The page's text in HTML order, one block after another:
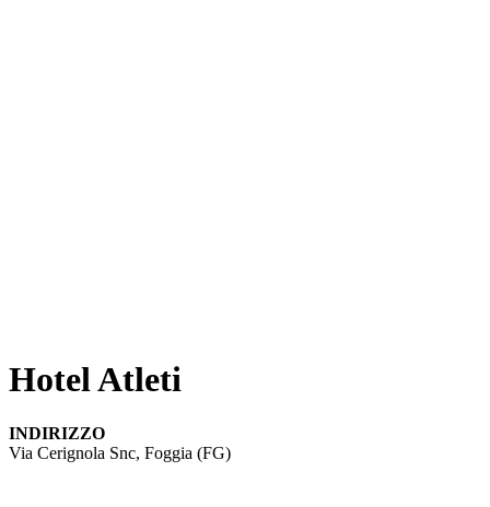
Hotel Atleti
INDIRIZZO
Via Cerignola Snc, Foggia (FG)